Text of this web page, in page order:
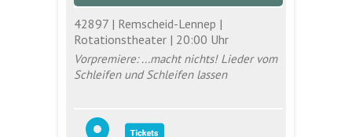
42897 | Remscheid-Lennep |
Rotationstheater | 20:00 Uhr
Vorpremiere: ...macht nichts! Lieder vom
Schleifen und Schleifen lassen